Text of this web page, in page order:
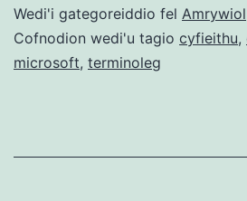
Adnodd
terminoleg
Cymraeg
Wedi'i gategoreiddio fel Amrywiol
Cofnodion wedi'u tagio cyfieithu,
microsoft, terminoleg